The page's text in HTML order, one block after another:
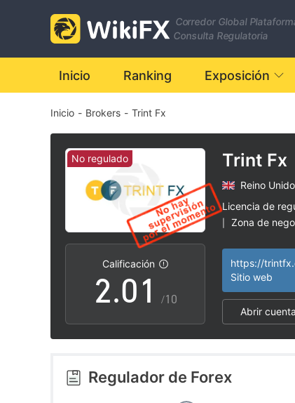
Corredor Global
Consulta Regulatoria
Inicio Ranking Exposición
Inicio - Brokers - Trint Fx
No regulado
Calificación
0
1
2
3
4
.0
1
2
0
1
2
3
/10
Trint Fx
Reino Unido
Licencia de
Zona de
https://
Sitio web
Abrir cuenta
Regulador de Forex